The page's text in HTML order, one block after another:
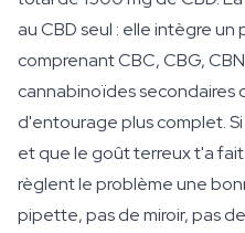
au CBD seul : elle intègre
comprenant CBC, CBG,
cannabinoïdes
d'entourage plus complet.
et que le goût terreux t'a
règlent le problème une
pipette, pas de miroir, pas